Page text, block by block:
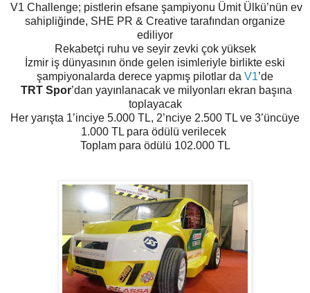
V1 Challenge; pistlerin efsane şampiyonu Ümit Ülkü’nün ev
sahipliğinde, SHE PR & Creative tarafından organize
ediliyor
Rekabetçi ruhu ve seyir zevki çok yüksek
İzmir iş dünyasının önde gelen isimleriyle birlikte eski
şampiyonalarda derece yapmış pilotlar da V1’de
TRT Spor’dan yayınlanacak ve milyonları ekran başına
toplayacak
Her yarışta 1’inciye 5.000 TL, 2’nciye 2.500 TL ve 3’üncüye
1.000 TL para ödülü verilecek
Toplam para ödülü 102.000 TL